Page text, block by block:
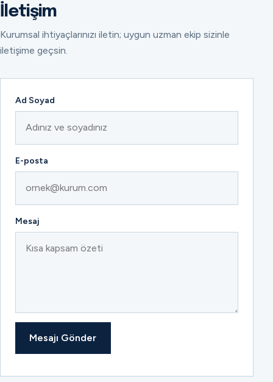
İletişim
Kurumsal ihtiyaçlarınızı iletin; uygun uzman ekip sizinle
iletişime geçsin.
Ad Soyad
E-posta
Mesaj
Mesajı Gönder